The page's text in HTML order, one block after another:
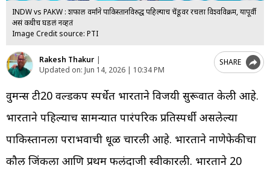
INDW vs PAKW : शफाली वर्माने पाकिस्तानविरुद्ध पहिल्याच चेंडूवर रचला विश्वविक्रम, यापूर्वी
असं कधीच घडलं नव्हतं
Image Credit source: PTI
Rakesh Thakur |
Updated on: Jun 14, 2026 | 10:34 PM
SHARE
वुमन्स टी20 वर्ल्डकप स्पर्धेत भारताने विजयी सुरूवात केली आहे.
भारताने पहिल्याच सामन्यात पारंपरिक प्रतिस्पर्धी असलेल्या
पाकिस्तानला पराभवाची धूळ चारली आहे. भारताने नाणेफेकीचा
कौल जिंकला आणि प्रथम फलंदाजी स्वीकारली. भारताने 20